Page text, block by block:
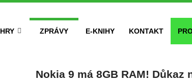
HRY ZPRÁVY E-KNIHY KONTAKT
Nokia 9 má 8GB RAM! Důkaz